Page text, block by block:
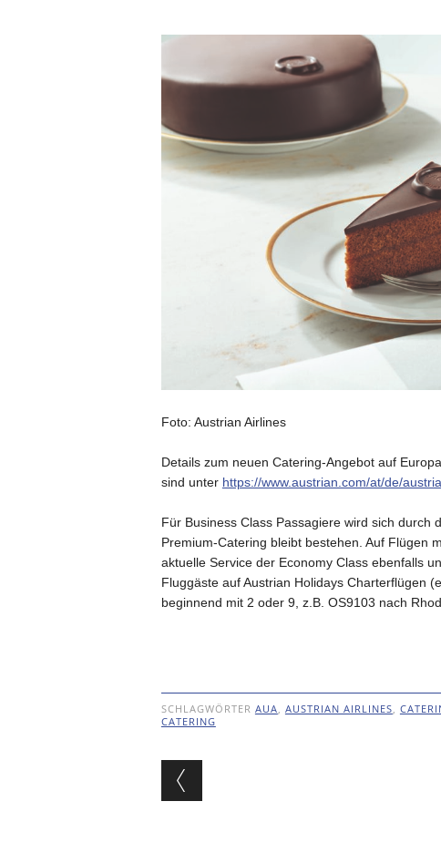
Foto: Austrian Airlines
Details zum neuen Catering-Angebot auf
sind unter https://www.austrian.com/at/de/
Für Business Class Passagiere wird sich durch
Premium-Catering bleibt bestehen. Auf Flügen
aktuelle Service der Economy Class ebenfalls
Fluggäste auf Austrian Holidays Charterflügen
beginnend mit 2 oder 9, z.B. OS9103 nach
SCHLAGWÖRTER AUA, AUSTRIAN AIRLINES,
CATERING
Beitragsnavigation